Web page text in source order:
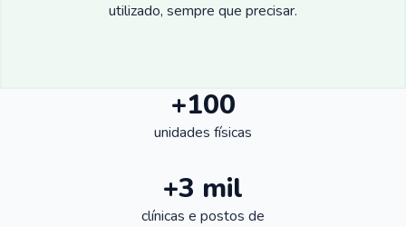
utilizado, sempre que precisar.
+100
unidades físicas
+3 mil
clínicas e postos de